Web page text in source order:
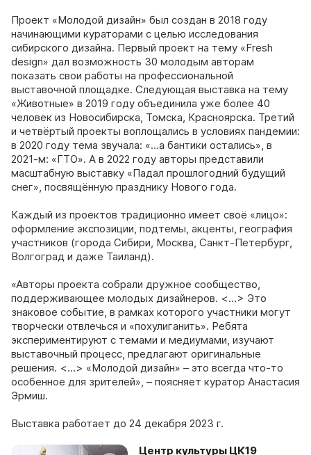
Проект «Молодой дизайн» был создан в 2018 году
начинающими кураторами с целью исследования
сибирского дизайна. Первый проект на тему «Fresh
design» дал возможность 30 молодым авторам
показать свои работы на профессиональной
выставочной площадке. Следующая выставка на тему
«Животные» в 2019 году объединила уже более 40
человек из Новосибирска, Томска, Красноярска. Третий
и четвёртый проекты воплощались в условиях пандемии:
в 2020 году тема звучала: «…а бантики остались», в
2021-м: «ГТО». А в 2022 году авторы представили
масштабную выставку «Падал прошлогодний будущий
снег», посвящённую празднику Нового года.
Каждый из проектов традиционно имеет своё «лицо»:
оформление экспозиции, подтемы, акценты, география
участников (города Сибири, Москва, Санкт-Петербург,
Волгоград и даже Таиланд).
«Авторы проекта собрали дружное сообщество,
поддерживающее молодых дизайнеров. <…> Это
знаковое событие, в рамках которого участники могут
творчески отвлечься и «похулиганить». Ребята
экспериментируют с темами и медиумами, изучают
выставочный процесс, предлагают оригинальные
решения. <…> «Молодой дизайн» – это всегда что-то
особенное для зрителей», – поясняет куратор Анастасия
Эрмиш.
Выставка работает до 24 декабря 2023 г.
Центр культуры ЦК19